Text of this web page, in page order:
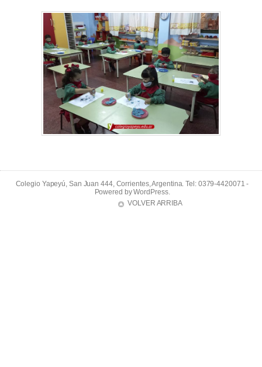
Colegio Yapeyú, San Juan 444, Corrientes, Argentina. Tel: 0379-4420071 -
Powered byWordPress.
VOLVER ARRIBA